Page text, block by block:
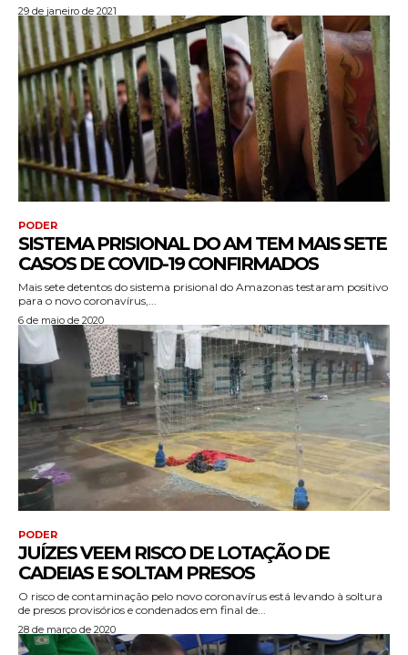
29 de janeiro de 2021
PODER
SISTEMA PRISIONAL DO AM TEM MAIS SETE
CASOS DE COVID-19 CONFIRMADOS
Mais sete detentos do sistema prisional do Amazonas testaram positivo
para o novo coronavírus,...
6 de maio de 2020
PODER
JUÍZES VEEM RISCO DE LOTAÇÃO DE
CADEIAS E SOLTAM PRESOS
O risco de contaminação pelo novo coronavírus está levando à soltura
de presos provisórios e condenados em final de...
28 de março de 2020